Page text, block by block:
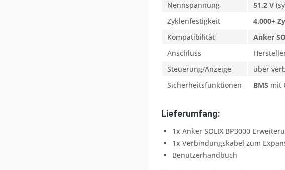
Nennspannung
51,2 V
Zyklenfestigkeit
4.000+
Kompatibilität
Anker
Anschluss
Steuerung/Anzeige
über
Sicherheitsfunktionen
BMS mit
Lieferumfang:
1x Anker SOLIX BP3000
1x Verbindungskabel zum
Benutzerhandbuch